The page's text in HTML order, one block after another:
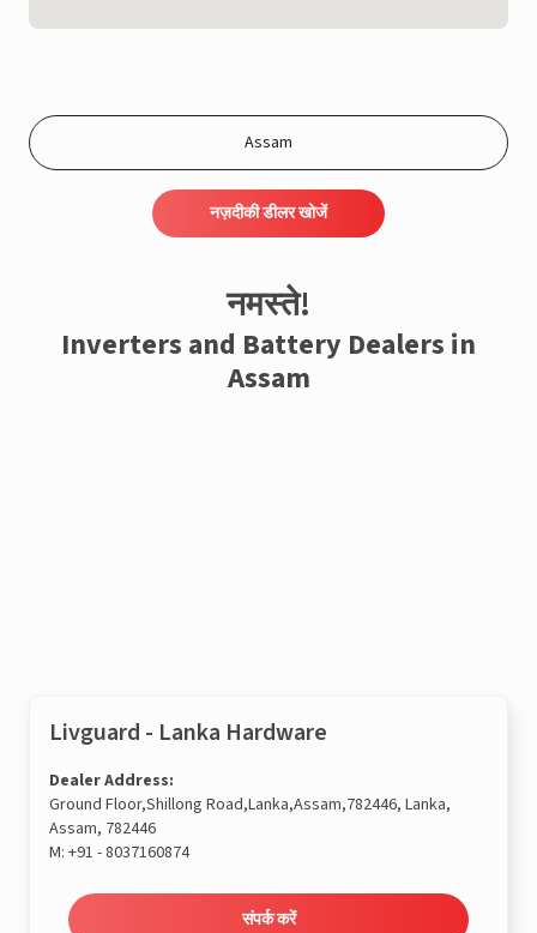
नज़दीकी डीलर खोजें
नमस्ते!
Inverters and Battery Dealers in
Assam
Livguard - Lanka Hardware
Dealer Address:
Ground Floor,Shillong Road,Lanka,Assam,782446, Lanka,
Assam, 782446
M: +91 - 8037160874
संपर्क करें